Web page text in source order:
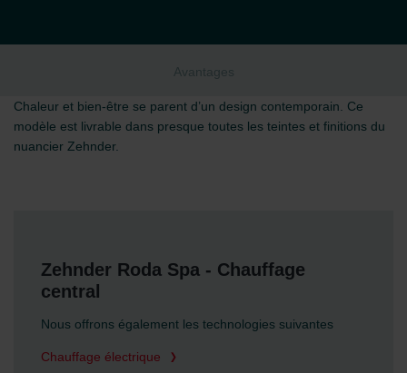
Avantages
Chaleur et bien-être se parent d’un design contemporain. Ce
modèle est livrable dans presque toutes les teintes et finitions du
nuancier Zehnder.
Zehnder Roda Spa - Chauffage
central
Nous offrons également les technologies suivantes
Chauffage électrique